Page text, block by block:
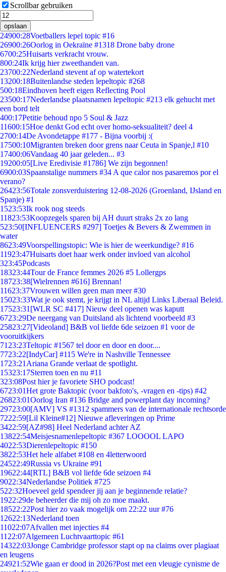
Scrollbar gebruiken
opslaan
24900:28Voetballers lepel topic #16
26900:26Oorlog in Oekraïne #1318 Drone baby drone
6700:25Huisarts verkracht vrouw.
800:24Ik krijg hier zweethanden van.
23700:22Nederland stevent af op watertekort
13200:18Buitenlandse steden lepeltopic #268
500:18Eindhoven heeft eigen Reflecting Pool
23500:17Nederlandse plaatsnamen lepeltopic #213 elk gehucht met
een bord telt
400:17Petitie behoud npo 5 Soul & Jazz
11600:15Hoe denkt God echt over homo-seksualiteit? deel 4
2700:14De Avondetappe #177 - Bijna voorbij :(
17500:10Migranten breken door grens naar Ceuta in Spanje,l #10
17400:06Vandaag 40 jaar geleden... #3
19200:05[Live Eredivisie #1786] We zijn begonnen!
6900:03Spaanstalige nummers #34 A que calor nos pasaremos por el
verano?
26423:56Totale zonsverduistering 12-08-2026 (Groenland, IJsland en
Spanje) #1
1523:53Ik rook nog steeds
11823:53Koopzegels sparen bij AH duurt straks 2x zo lang
523:50[INFLUENCERS #297] Toetjes & Bevers & Zwemmen in
water
8623:49Voorspellingstopic: Wie is hier de weerkundige? #16
11923:47Huisarts doet haar werk onder invloed van alcohol
323:45Podcasts
18323:44Tour de France femmes 2026 #5 Lollergps
18723:38[Wielrennen #616] Brennan!
11623:37Vrouwen willen geen man meer #30
15023:33Wat je ook stemt, je krijgt in NL altijd Links Liberaal Beleid.
17523:31 [WLR SC #417] Nieuw deel openen was kaputt
6723:29De neergang van Duitsland als lichtend voorbeeld #3
25823:27[Videoland] B&B vol liefde 6de seizoen #1 voor de
vooruitkijkers
71 23:23Teltopic #1567 tel door en door en door....
7723:22[IndyCar] #115 We're in Nashville Tennessee
1723:21 Ariana Grande verlaat de spotlight.
15323:17Sterren toen en nu #11
323:08Post hier je favoriete SHO podcast!
6723:01Het grote Baktopic (voor bakfoto's, -vragen en -tips) #42
26823:01Oorlog Iran #136 Bridge and powerplant day incoming?
29723:00[AMV] VS #1312 spammers van de internationale rechtsorde
7222:59[Lil Kleine#12] Nieuwe afleveringen op Prime
3422:59[AZ#98] Heel Nederland achter AZ
13822:54Meisjesnamenlepeltopic #367 LOOOOL LAPO
4022:53Dierenlepeltopic #150
3822:53Het hele alfabet #108 en 4letterwoord
24522:49Russia vs Ukraine #91
19622:44[RTL] B&B vol liefde 6de seizoen #4
9022:34Nederlandse Politiek #725
522:32Hoeveel geld spendeer jij aan je beginnende relatie?
1922:29de beheerder die mij oh zo moe maakt.
18522:22Post hier zo vaak mogelijk om 22:22 uur #76
12622:13Nederland toen
11022:07Afvallen met injecties #4
11 22:07Algemeen Luchtvaarttopic #61
14322:03Jonge Cambridge professor stapt op na claims over plagiaat
en leugens
24921:52Wie gaan er dood in 2026?Post met een vleugje cynisme de